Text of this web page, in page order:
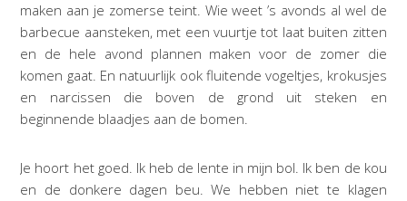
maken aan je zomerse teint. Wie weet ’s avonds al wel de
barbecue aansteken, met een vuurtje tot laat buiten zitten
en de hele avond plannen maken voor de zomer die
komen gaat. En natuurlijk ook fluitende vogeltjes, krokusjes
en narcissen die boven de grond uit steken en
beginnende blaadjes aan de bomen.
Je hoort het goed. Ik heb de lente in mijn bol. Ik ben de kou
en de donkere dagen beu. We hebben niet te klagen